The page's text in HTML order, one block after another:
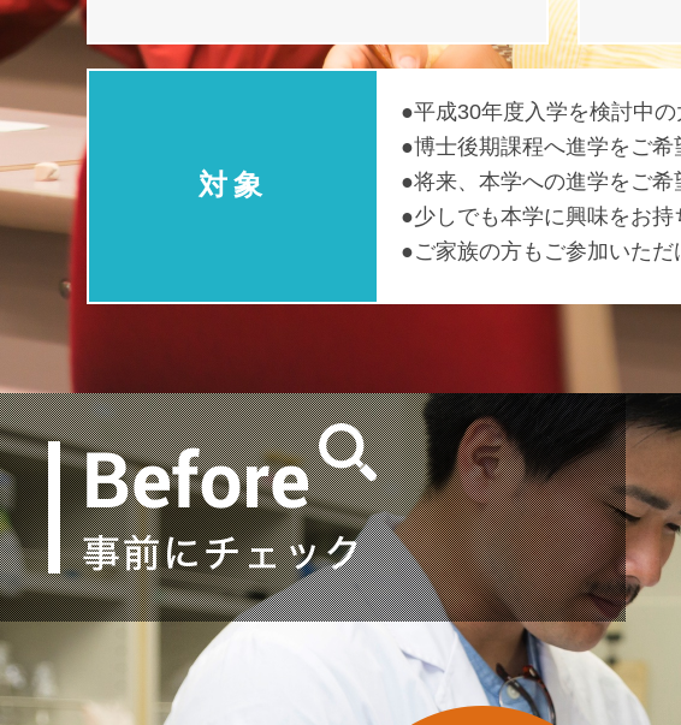
対象
平成30年度入学を検討中
博士後期課程へ進学をご希
将来、本学への進学をご希
少しでも本学に興味をお持
ご家族の方もご参加いただ
事前にチェック